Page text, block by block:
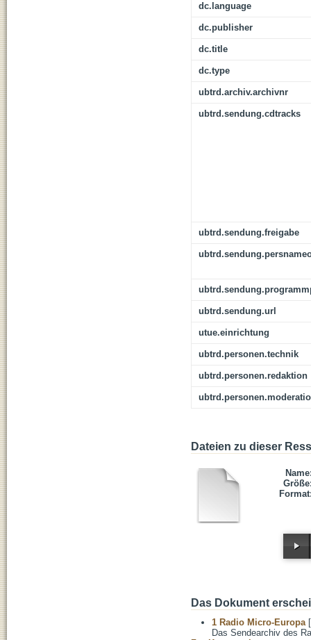
dc.language
dc.publisher
dc.title
dc.type
ubtrd.archiv.archivnr
ubtrd.sendung.cdtracks
ubtrd.sendung.freigabe
ubtrd.sendung.url
utue.einrichtung
ubtrd.personen.technik
ubtrd.personen.redaktion
Dateien zu dieser
Das Dokument
1 Radio Micro-Europa
Das Sendearchiv des